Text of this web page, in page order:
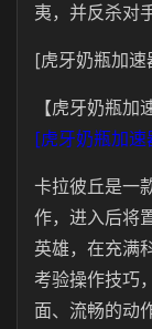
夷，并反杀对手
[虎牙奶瓶加速
【虎牙奶瓶
[虎牙奶瓶加速
卡拉彼丘是一
作，进入后将
英雄，在充满
考验操作技巧
面、流畅的动